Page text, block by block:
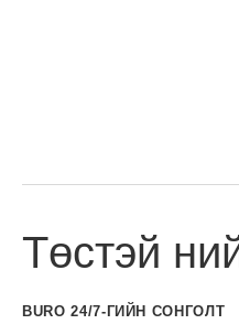
Төстэй
BURO 24/7-ГИЙН СОНГОЛТ